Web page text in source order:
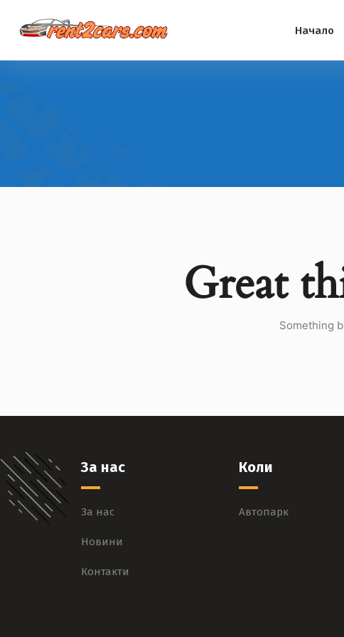
Начало
Great
Something
За нас
За нас
Новини
Контакти
Коли
Автопарк